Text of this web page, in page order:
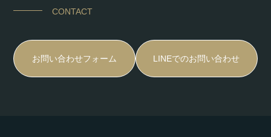
CONTACT
お問い合わせフォーム LINEでのお問い合わせ